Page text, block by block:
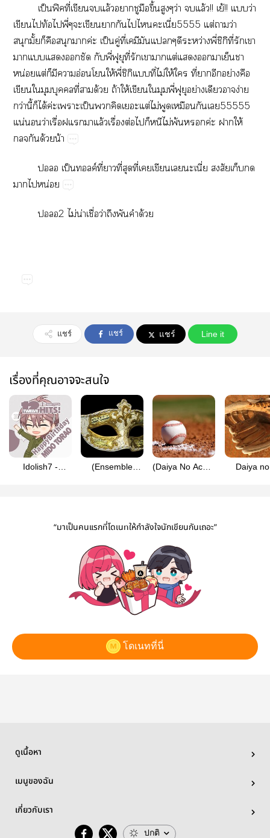
ป็ฟิี่​​​ล้​​​​ึ้​ว่​​ล้!!​ย้!!​​ว่​
​​ท้​​ี่​​​​​​ี่5555​ต่​​ว่​
ั้​​​​ค่​ป็​ู่​ี่​​​​ว่​ี่​ิิี่​​​
​​​​​​ี่​​​ี่​​​​ต่​​​​​​
น่​ต่​​​​อ่​​ให้​ี่​ิ​ี่​ไม่ให้​​ี่​​​ย่​​
​​​​ี่​​ด้​ถ้​ให้​​​​ี่​​​ย่​​​ง่​
ว่​ี้​​ได้​ค่​​ป็​​​​ต่​ไม่​​​​55555​
น่​​ว่​ื่​​ล้​ื่​ต่​​​​ไม่​พ้​​ค่​​ให้​
​ด้​น้
​ป็​ค์ี่​​ี่​​ี่​​​​ี่​​​​
​​น่
2​ไม่​น่​ื่​ว่​​​​ด้
แชร์ แชร์ แชร์ Line it
เรื่องที่คุณอาจจะสนใจ
Idolish7 -
(Ensemble
(Daiya No Ace) :
Daiya
“มาเป็นคนแรกที่โดเนทให้กำลังใจนักเขียนกันเถอะ”
โดเนทที่นี่
ดูเนื้อหา
เมนูของฉัน
เกี่ยวกับเรา
ปกติ